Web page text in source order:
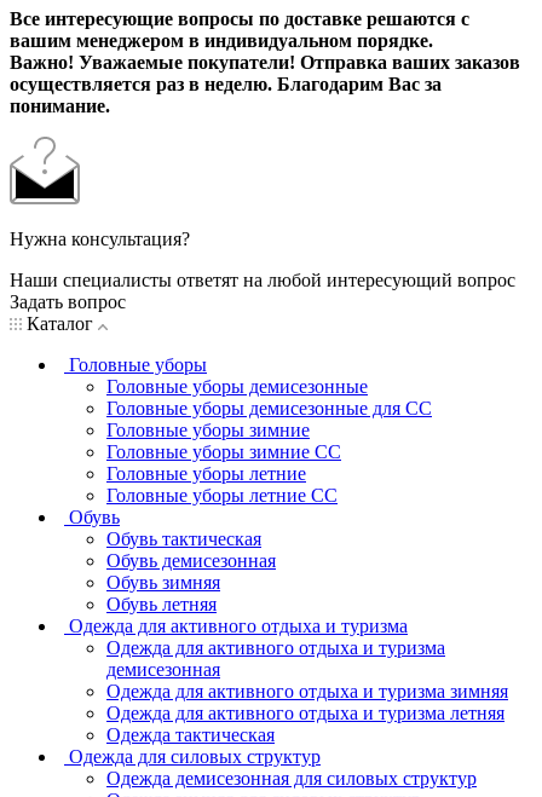
Все интересующие вопросы по доставке решаются с
вашим менеджером в индивидуальном порядке.
Важно! Уважаемые покупатели! Отправка ваших заказов
осуществляется раз в неделю. Благодарим Вас за
понимание.
Нужна консультация?
Наши специалисты ответят на любой интересующий вопрос
Задать вопрос
Каталог
Головные уборы
Головные уборы демисезонные
Головные уборы демисезонные для СС
Головные уборы зимние
Головные уборы зимние СС
Головные уборы летние
Головные уборы летние СС
Обувь
Обувь тактическая
Обувь демисезонная
Обувь зимняя
Обувь летняя
Одежда для активного отдыха и туризма
Одежда для активного отдыха и туризма
демисезонная
Одежда для активного отдыха и туризма зимняя
Одежда для активного отдыха и туризма летняя
Одежда тактическая
Одежда для силовых структур
Одежда демисезонная для силовых структур